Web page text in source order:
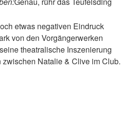
etwas negativen Eindruck
von den Vorgängerwerken
theatralische Inszenierung
Natalie & Clive im Club.